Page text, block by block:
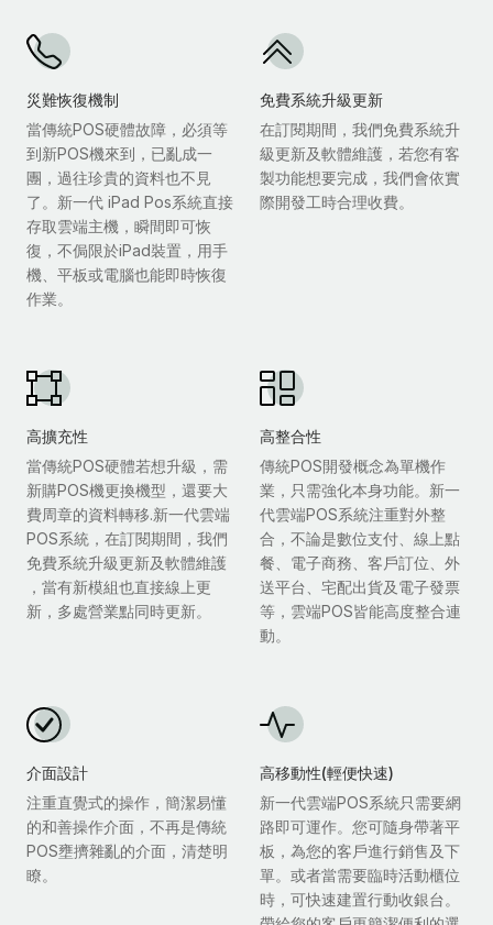
災難恢復機制
當傳統POS硬體故障，必須等
到新POS機來到，已亂成一
團，過往珍貴的資料也不見
了。新一代 iPad Pos系統直接
存取雲端主機，瞬間即可恢
復，不侷限於iPad裝置，用手
機、平板或電腦也能即時恢復
作業。
免費系統升級更新
在訂閱期間，我們免費系統升
級更新及軟體維護，若您有客
製功能想要完成，我們會依實
際開發工時合理收費。
高擴充性
當傳統POS硬體若想升級，需
新購POS機更換機型，還要大
費周章的資料轉移.新一代雲端
POS系統，在訂閱期間，我們
免費系統升級更新及軟體維護
，當有新模組也直接線上更
新，多處營業點同時更新。
高整合性
傳統POS開發概念為單機作
業，只需強化本身功能。新一
代雲端POS系統注重對外整
合，不論是數位支付、線上點
餐、電子商務、客戶訂位、外
送平台、宅配出貨及電子發票
等，雲端POS皆能高度整合連
動。
介面設計
注重直覺式的操作，簡潔易懂
的和善操作介面，不再是傳統
POS壅擠雜亂的介面，清楚明
瞭。
高移動性(輕便快速)
新一代雲端POS系統只需要網
路即可運作。您可隨身帶著平
板，為您的客戶進行銷售及下
單。或者當需要臨時活動櫃位
時，可快速建置行動收銀台。